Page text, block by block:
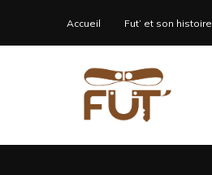
Accueil Fut’ et son histoire